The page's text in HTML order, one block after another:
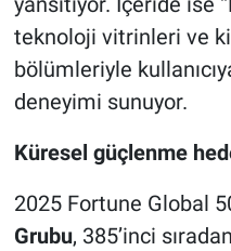
teknoloji vitrinleri ve
bölümleriyle
deneyimi sunuyor.
Küresel güçlenme
2025 Fortune Global
Grubu, 385’inci